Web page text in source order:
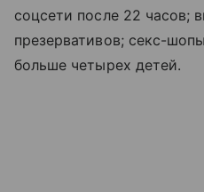
соцсети после 22 часов;
презервативов; секс-
больше четырех детей.